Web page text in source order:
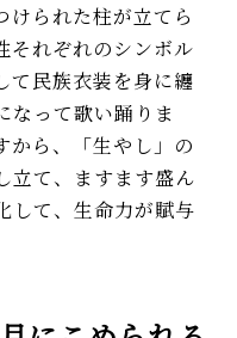
けられた柱が立てら
それぞれのシンボル
て民族衣装を身に纏
なって歌い踊りま
から、「生やし」の
立て、ますます盛ん
して、生命力が賦与